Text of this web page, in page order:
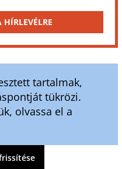
tartalmak,
tükrözi.
olvassa el a